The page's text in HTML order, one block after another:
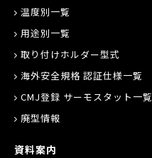
温度別一覧
用途別一覧
取り付けホルダー型式
海外安全規格 認証仕様一覧
CMJ登録 サーモスタット一覧
廃型情報
資料案内